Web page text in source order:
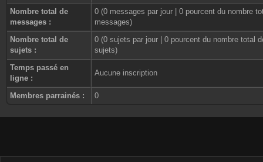
Nombre total de
messages :
0 (0 messages par jour | 0 pourcent du nombre
messages)
Nombre total de
sujets :
0 (0 sujets par jour | 0 pourcent du nombre total
sujets)
Temps passé en
ligne :
Aucune inscription
Membres parrainés : 0